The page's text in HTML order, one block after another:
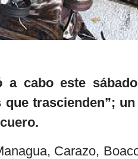
a cabo este
trascienden”;
Carazo,